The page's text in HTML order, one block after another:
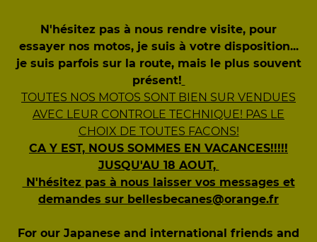
N'hésitez pas à nous rendre visite, pour
essayer nos motos, je suis à votre disposition...
je suis parfois sur la route, mais le plus souvent
présent!
TOUTES NOS MOTOS SONT BIEN SUR VENDUES
AVEC LEUR CONTROLE TECHNIQUE! PAS LE
CHOIX DE TOUTES FACONS!
CA Y EST, NOUS SOMMES EN VACANCES!!!!!
JUSQU'AU 18 AOUT,
N'hésitez pas à nous laisser vos messages et
demandes sur bellesbecanes@orange.fr
For our Japanese and international friends and